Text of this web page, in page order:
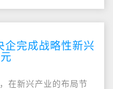
企完成战略性新兴
在新兴产业的布局节